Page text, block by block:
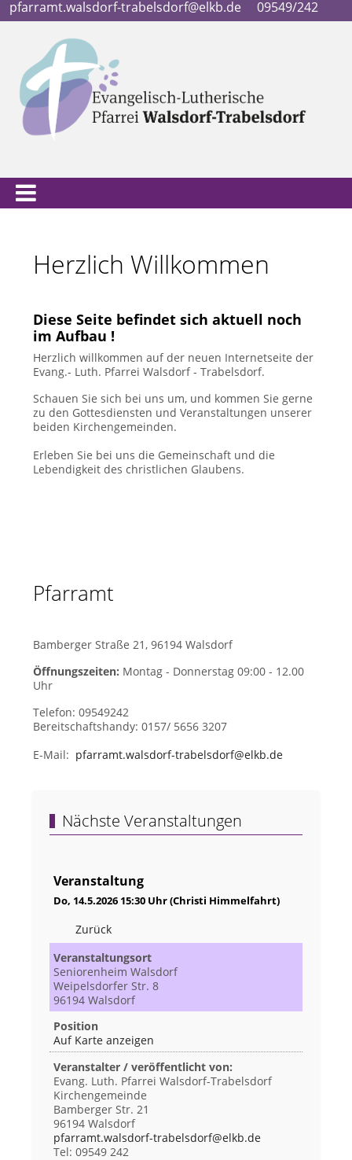
pfarramt.walsdorf-trabelsdorf@elkb.de 09549/242
Herzlich Willkommen
Diese Seite befindet sich aktuell noch
im Aufbau !
Herzlich willkommen auf der neuen Internetseite der
Evang.- Luth. Pfarrei Walsdorf - Trabelsdorf.
Schauen Sie sich bei uns um, und kommen Sie gerne
zu den Gottesdiensten und Veranstaltungen unserer
beiden Kirchengemeinden.
Erleben Sie bei uns die Gemeinschaft und die
Lebendigkeit des christlichen Glaubens.
Pfarramt
Bamberger Straße 21, 96194 Walsdorf
Öffnungszeiten: Montag - Donnerstag 09:00 - 12.00
Uhr
Telefon: 09549242
Bereitschaftshandy: 0157/ 5656 3207
E-Mail: pfarramt.walsdorf-trabelsdorf@elkb.de
Nächste Veranstaltungen
Veranstaltung
Do, 14.5.2026 15:30 Uhr (Christi Himmelfahrt)
Zurück
Veranstaltungsort
Seniorenheim Walsdorf
Weipelsdorfer Str. 8
96194 Walsdorf
Position
Auf Karte anzeigen
Veranstalter / veröffentlicht von:
Evang. Luth. Pfarrei Walsdorf-Trabelsdorf
Kirchengemeinde
Bamberger Str. 21
96194 Walsdorf
pfarramt.walsdorf-trabelsdorf@elkb.de
Tel: 09549 242